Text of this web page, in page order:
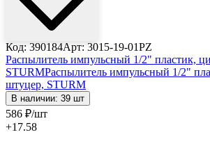
Код: 390184Арт: 3015-19-01PZ
Распылитель импульсный 1/2" пластик,
STURMРаспылитель импульсный 1/2"
штуцер, STURM
В наличии: 39 шт
586 ₽/шт
+17.58